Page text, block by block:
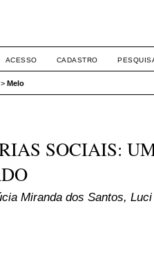
ACESSO CADASTRO
> Melo
SOCIAIS:
Miranda dos Santos,